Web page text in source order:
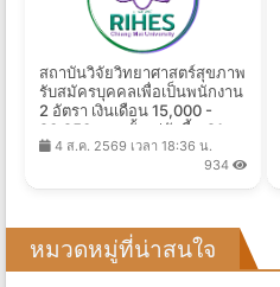
สถาบันวิจัยวิทยาศาสตร์สุขภาพ
รับสมัครบุคคลเพื่อเป็นพนักงาน
2 อัตรา เงินเดือน 15,000 -
20,250 บาท ตั้งแต่บัดนี้ - 21
ส.ค. 2569
4 ส.ค. 2569 เวลา 18:36 น.
934
หมวดหมู่ที่น่าสนใจ